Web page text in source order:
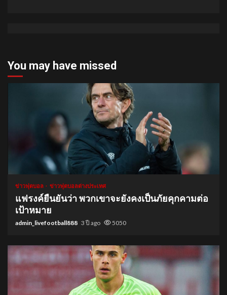
You may have missed
1 min read
ข่าวฟุตบอล ข่าวฟุตบอลต่างประเทศ
แฟรงค์ยืนยันว่า พวกเขาจะยังคงเป็นภัยคุกคามต่อ
เป้าหมาย
admin_livefootball888 3 ปี ago 5050